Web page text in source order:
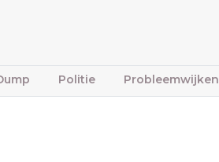
Politie Probleemwijken